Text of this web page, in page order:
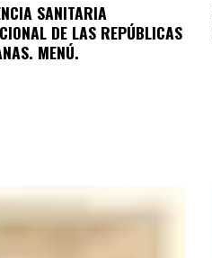
SANITARIA
DE LAS REPÚBLICAS
MENÚ.